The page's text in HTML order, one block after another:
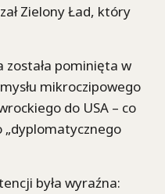
Zielony Ład, który
została pominięta w
mikroczipowego
do USA – co
„dyplomatycznego
była wyraźna: